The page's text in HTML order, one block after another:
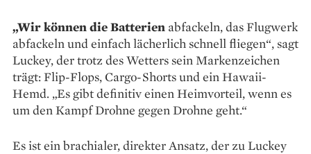
„Wir können die Batterien abfackeln, das Flugwerk
abfackeln und einfach lächerlich schnell fliegen“, sagt
Luckey, der trotz des Wetters sein Markenzeichen
trägt: Flip-Flops, Cargo-Shorts und ein Hawaii-
Hemd. „Es gibt definitiv einen Heimvorteil, wenn es
um den Kampf Drohne gegen Drohne geht.“
Es ist ein brachialer, direkter Ansatz, der zu Luckey